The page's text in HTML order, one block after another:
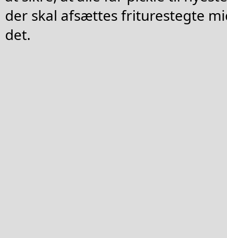
der skal afsættes friturestegte
det.